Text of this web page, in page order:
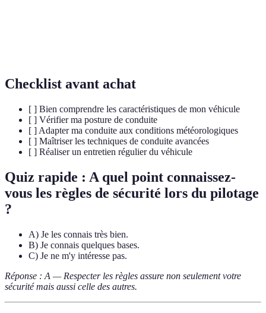
Checklist avant achat
[ ] Bien comprendre les caractéristiques de mon véhicule
[ ] Vérifier ma posture de conduite
[ ] Adapter ma conduite aux conditions météorologiques
[ ] Maîtriser les techniques de conduite avancées
[ ] Réaliser un entretien régulier du véhicule
Quiz rapide : A quel point connaissez-
vous les règles de sécurité lors du pilotage
?
A) Je les connais très bien.
B) Je connais quelques bases.
C) Je ne m'y intéresse pas.
Réponse : A — Respecter les règles assure non seulement votre
sécurité mais aussi celle des autres.